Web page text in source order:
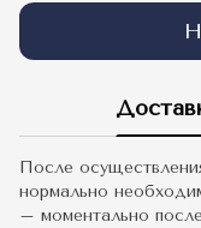
После
нормально
– моментально